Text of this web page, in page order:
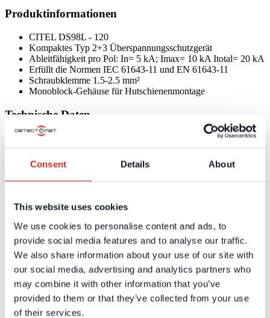
Consent Details About
This website uses cookies
We use cookies to personalise content and ads, to
provide social media features and to analyse our traffic.
We also share information about your use of our site with
our social media, advertising and analytics partners who
may combine it with other information that you’ve
provided to them or that they’ve collected from your use
of their services.
Produktinformationen
CITEL DS98L - 120
Kompaktes Typ 2+3 Überspannungsschutzgerät
Ableitfähigkeit pro Pol: In= 5 kA; Imax= 10 kA Itotal= 20 kA
Erfüllt die Normen IEC 61643-11 und EN 61643-11
Schraubklemme 1.5-2.5 mm²
Monoblock-Gehäuse für Hutschienenmontage
Technische Daten
Abmessungen (H x B x T)
Zertifikate / Zulassungen
Partnerbereich verfügbar.
Für diepersönlichen Login-Datenist eine einmalige
Registrierung erforderlich.
Ausschreibungstexte
Weiterführende Informationen und Downloads zu unseren
Produkten und Dienstleistungen sind in dem geschützten
Partnerbereich verfügbar.